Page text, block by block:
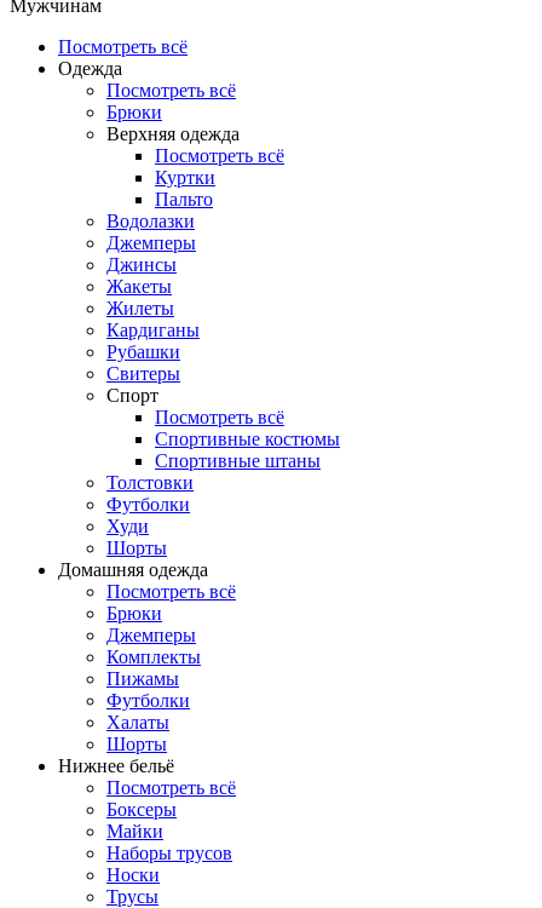
Мужчинам
Посмотреть всё
Одежда
Посмотреть всё
Брюки
Верхняя одежда
Посмотреть всё
Куртки
Пальто
Водолазки
Джемперы
Джинсы
Жакеты
Жилеты
Кардиганы
Рубашки
Свитеры
Спорт
Посмотреть всё
Спортивные костюмы
Спортивные штаны
Толстовки
Футболки
Худи
Шорты
Домашняя одежда
Посмотреть всё
Брюки
Джемперы
Комплекты
Пижамы
Футболки
Халаты
Шорты
Нижнее бельё
Посмотреть всё
Боксеры
Майки
Наборы трусов
Носки
Трусы